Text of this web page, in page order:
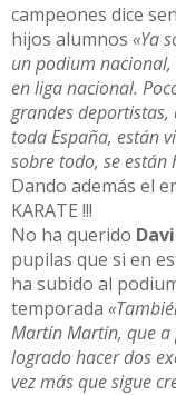
campeones dice
hijos alumnos «Ya
un podium
en liga nacional.
grandes
toda España, están
sobre todo, se están
Dando además el
KARATE !!!
No ha querido
pupilas que si en
ha subido al
temporada
Martín Martín, que a
logrado hacer dos
vez más que sigue